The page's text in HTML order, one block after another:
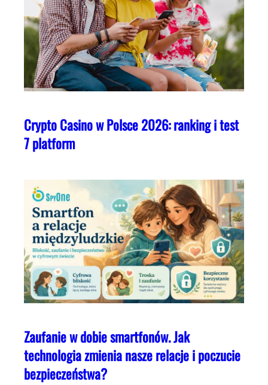
Crypto Casino w Polsce 2026: ranking i test
7 platform
Zaufanie w dobie smartfonów. Jak
technologia zmienia nasze relacje i poczucie
bezpieczeństwa?